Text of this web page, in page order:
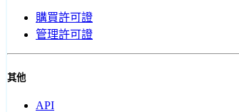
購買許可證
管理許可證
其他
API